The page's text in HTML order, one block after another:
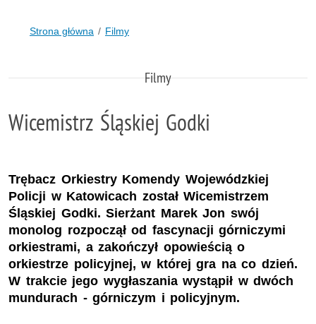
Strona główna Filmy
Filmy
Wicemistrz Śląskiej Godki
Trębacz Orkiestry Komendy Wojewódzkiej
Policji w Katowicach został Wicemistrzem
Śląskiej Godki. Sierżant Marek Jon swój
monolog rozpoczął od fascynacji górniczymi
orkiestrami, a zakończył opowieścią o
orkiestrze policyjnej, w której gra na co dzień.
W trakcie jego wygłaszania wystąpił w dwóch
mundurach - górniczym i policyjnym.